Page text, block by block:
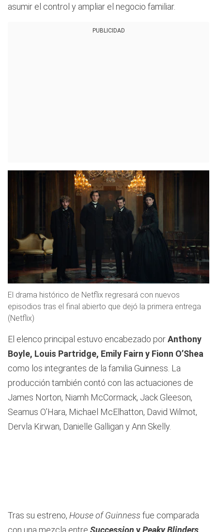
asumir el control y ampliar el negocio familiar.
PUBLICIDAD
El drama histórico de Netflix regresará con nuevos
episodios tras el final abierto que dejó la primera entrega
(Netflix)
El elenco principal estuvo encabezado porAnthony
Boyle, Louis Partridge, Emily Fairn y Fionn O’Shea
como los integrantes de la familia Guinness. La
producción también contó con las actuaciones de
James Norton, Niamh McCormack, Jack Gleeson,
Seamus O’Hara, Michael McElhatton, David Wilmot,
Dervla Kirwan, Danielle Galligan y Ann Skelly.
Tras su estreno, House of Guinness fue comparada